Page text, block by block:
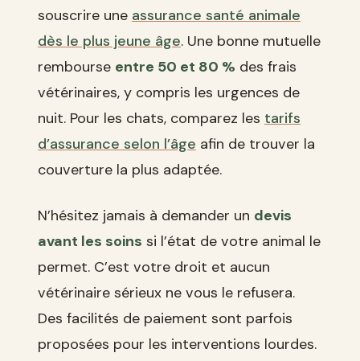
souscrire une assurance santé animale
dès le plus jeune âge. Une bonne mutuelle
rembourse entre 50 et 80 % des frais
vétérinaires, y compris les urgences de
nuit. Pour les chats, comparez les tarifs
d’assurance selon l’âge afin de trouver la
couverture la plus adaptée.
N’hésitez jamais à demander un devis
avant les soins si l’état de votre animal le
permet. C’est votre droit et aucun
vétérinaire sérieux ne vous le refusera.
Des facilités de paiement sont parfois
proposées pour les interventions lourdes.